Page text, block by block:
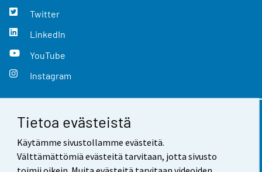
Tietoa evästeistä
Käytämme sivustollamme evästeitä.
Välttämättömiä evästeitä tarvitaan, jotta sivusto
Twitter
LinkedIn
YouTube
Instagram
Yhteystiedot
Palaute